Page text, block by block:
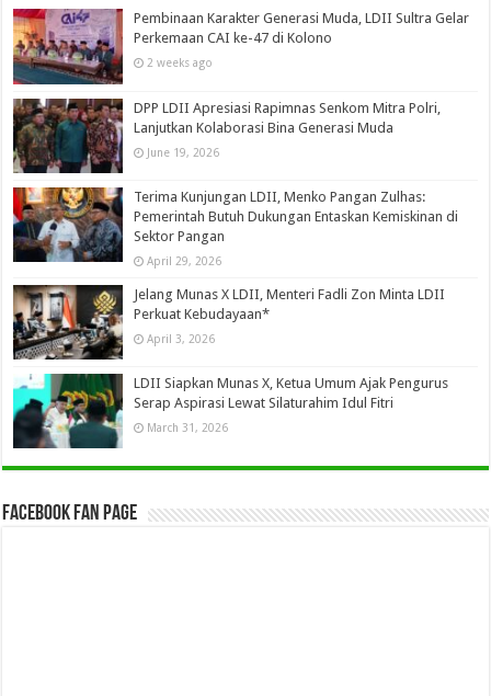
Pembinaan Karakter Generasi Muda, LDII Sultra Gelar
Perkemaan CAI ke-47 di Kolono
2 weeks ago
DPP LDII Apresiasi Rapimnas Senkom Mitra Polri,
Lanjutkan Kolaborasi Bina Generasi Muda
June 19, 2026
Terima Kunjungan LDII, Menko Pangan Zulhas:
Pemerintah Butuh Dukungan Entaskan Kemiskinan di
Sektor Pangan
April 29, 2026
Jelang Munas X LDII, Menteri Fadli Zon Minta LDII
Perkuat Kebudayaan*
April 3, 2026
LDII Siapkan Munas X, Ketua Umum Ajak Pengurus
Serap Aspirasi Lewat Silaturahim Idul Fitri
March 31, 2026
Facebook Fan Page